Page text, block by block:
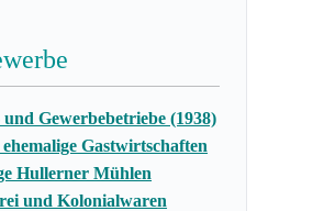
und Gewerbebetriebe (1938)
Gastwirtschaften
Hullerner Mühlen
und Kolonialwaren